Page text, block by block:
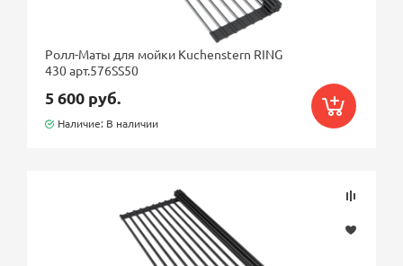
Бренд
Цвет
Ближайшая доставка по Москве
Ролл-Маты для мойки Kuchenstern RING
430 арт.576SS50
5 600 руб.
Наличие: В наличии